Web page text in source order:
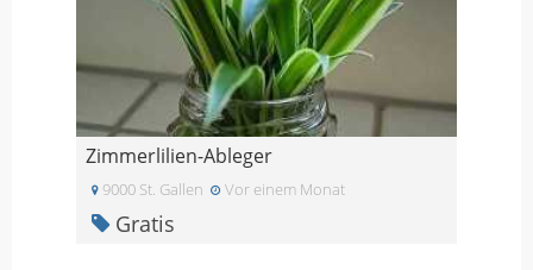
Zimmerlilien-Ableger
9000 St. Gallen Vor einem Monat
Gratis